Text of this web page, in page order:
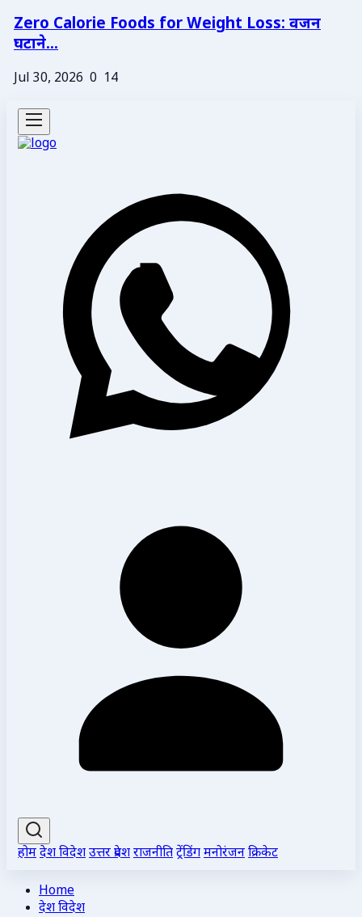
Zero Calorie Foods for Weight Loss: वजन
घटाने...
Jul 30, 2026 0 14
होमदेश विदेशउत्तर प्रदेशराजनीतिट्रेंडिंगमनोरंजनक्रिकेट
Home
देश विदेश